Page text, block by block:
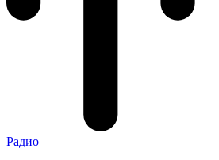
Радио